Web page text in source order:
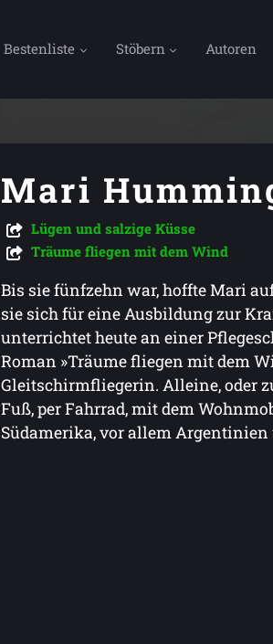
Bestenliste Stöbern Autoren
Mari
Lügen und salzige Küsse
Träume fliegen mit dem Wind
Bis sie fünfzehn war, hoffte Mari
sie sich für eine Ausbildung zur
unterrichtet heute an einer
Roman »Träume fliegen mit dem
Gleitschirmfliegerin. Alleine, oder
Fuß, per Fahrrad, mit dem
Südamerika, vor allem Argentinien